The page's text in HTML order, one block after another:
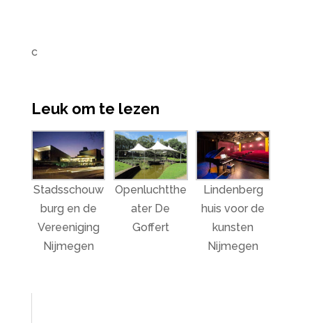
c
Leuk om te lezen
Stadsschouw
burg en de
Vereeniging
Nijmegen
Openluchtthe
ater De
Goffert
Lindenberg
huis voor de
kunsten
Nijmegen